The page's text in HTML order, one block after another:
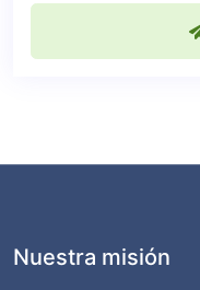
Nuestra misión